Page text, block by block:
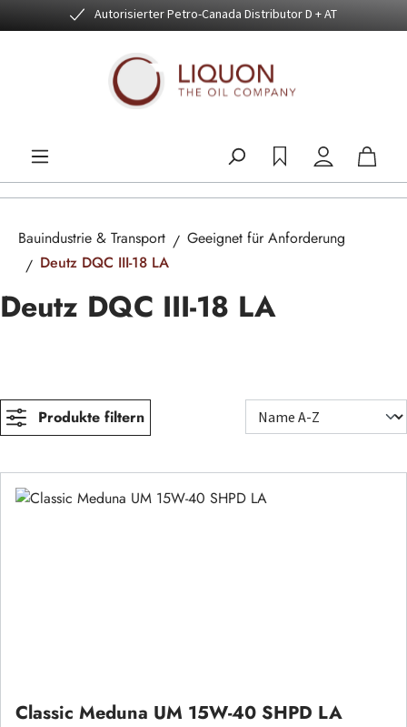
Zum Hauptinhalt springenAutorisierter Petro-Canada Distributor D + AT
Bauindustrie & Transport
Geeignet für Anforderung
Deutz DQC III-18 LA
Deutz DQC III-18 LA
Produkte filtern
Classic Meduna UM 15W-40 SHPD LA